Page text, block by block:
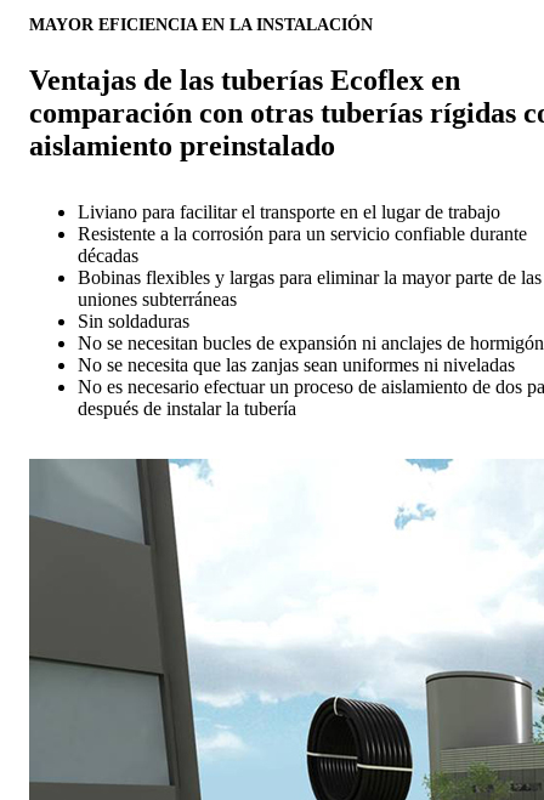
MAYOR EFICIENCIA EN LA INSTALACIÓN
Ventajas de las tuberías Ecoflex en
comparación con otras tuberías rígidas
aislamiento preinstalado
Liviano para facilitar el transporte en el lugar de trabajo
Resistente a la corrosión para un servicio confiable durante
décadas
Bobinas flexibles y largas para eliminar la mayor parte de las
uniones subterráneas
Sin soldaduras
No se necesitan bucles de expansión ni anclajes de
No se necesita que las zanjas sean uniformes ni niveladas
No es necesario efectuar un proceso de aislamiento de dos
después de instalar la tubería